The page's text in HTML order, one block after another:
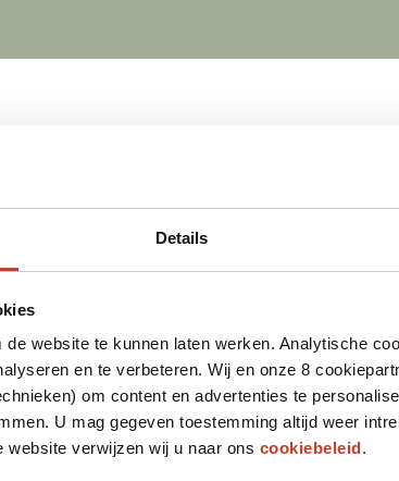
Details
website te kunnen laten werken. Analytische
en te verbeteren. Wij en onze 8
om content en advertenties te
U mag gegeven toestemming altijd weer
website verwijzen wij u naar ons cookiebeleid.